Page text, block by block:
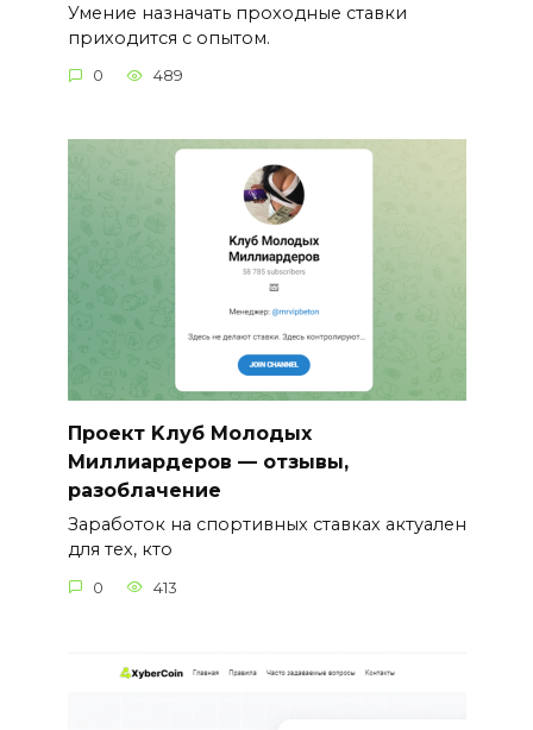
Умение назначать проходные ставки
приходится с опытом.
0 489
Проект Kлуб Молодых
Миллиардеров — отзывы,
разоблачение
Заработок на спортивных ставках актуален
для тех, кто
0 413